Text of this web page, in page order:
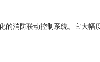
消防联动控制系统。它大幅